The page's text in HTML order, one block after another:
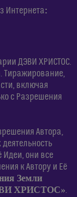
Интернета:
ДЭВИ ХРИСТОС.
Тиражирование,
включая
с Разрешения
Автора,
Идеи, они все
к Автору и Её
Земли
ХРИСТОС».